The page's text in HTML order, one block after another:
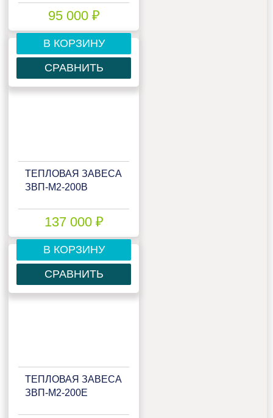
95 000 ₽
В КОРЗИНУ
СРАВНИТЬ
ТЕПЛОВАЯ ЗАВЕСА
ЗВП-М2-200В
137 000 ₽
В КОРЗИНУ
СРАВНИТЬ
ТЕПЛОВАЯ ЗАВЕСА
ЗВП-М2-200Е